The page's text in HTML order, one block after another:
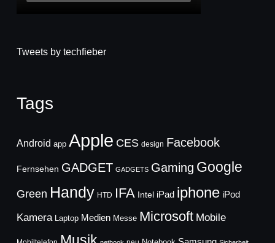
Tweets by techfieber
Tags
Android app Apple CES design Facebook
Fernsehen GADGET GADGETS Gaming Google
Green Handy HTD IFA Intel iPad iphone iPod
Kamera Laptop Medien Messe Microsoft Mobile